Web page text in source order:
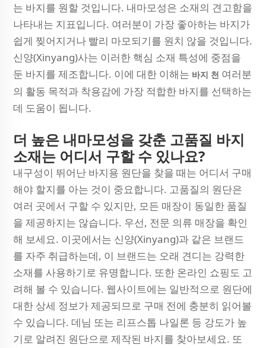
는 바지를 원할 것입니다. 내마모성은 소재의 견고함을
나타내는 지표입니다. 여러분이 가장 좋아하는 바지가
쉽게 찢어지거나 빨리 마모되기를 원치 않을 것입니다.
신양(Xinyang)사는 이러한 핵심 소재 특성에 중점을
둔 바지를 제조합니다. 이에 대한 이해는 바지 천 여러분
의 활동 목적과 착용감에 가장 적합한 바지를 선택하는
데 도움이 됩니다.
더 높은 내마모성을 갖춘 고품질 바지
소재는 어디서 구할 수 있나요?
내구성이 뛰어난 바지용 원단을 찾을 때는 어디서 구매
해야 할지를 아는 것이 중요합니다. 고품질의 원단은
여러 곳에서 구할 수 있지만, 모든 매장이 동일한 품질
을 제공하지는 않습니다. 우선, 전문 의류 매장을 확인
해 보세요. 이곳에서는 신양(Xinyang)과 같은 브랜드
를 자주 취급하는데, 이 브랜드는 오래 견디는 강력한
소재를 사용하기로 유명합니다. 또한 온라인 쇼핑도 고
려해 볼 수 있습니다. 웹사이트에는 일반적으로 원단에
대한 상세 정보가 제공되므로 구매 전에 충분히 읽어볼
수 있습니다. 데님 또는 리프스톱 나일론 등 강도가 높
기로 알려진 원단으로 제작된 바지를 찾아보세요. 또